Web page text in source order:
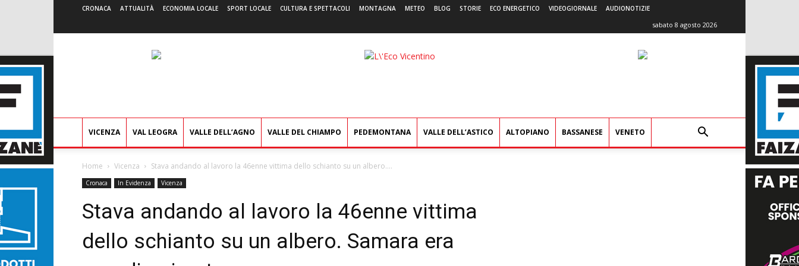
CRONACA ATTUALITÀ ECONOMIA LOCALE SPORT LOCALE CULTURA E SPETTACOLI MONTAGNA METEO BLOG STORIE ECO ENERGETICO VIDEOGIORNALE AUDIONOTIZIE
sabato 8 agosto 2026
L'Eco
VICENZA VAL LEOGRA VALLE DELL’AGNO VALLE DEL CHIAMPO PEDEMONTANA VALLE DELL’ASTICO ALTOPIANO BASSANESE VENETO
Home Vicenza Stava andando al lavoro la 46enne vittima dello schianto su un albero....
Cronaca In Evidenza Vicenza
Stava andando al lavoro la 46enne vittima
dello schianto su un albero. Samara era